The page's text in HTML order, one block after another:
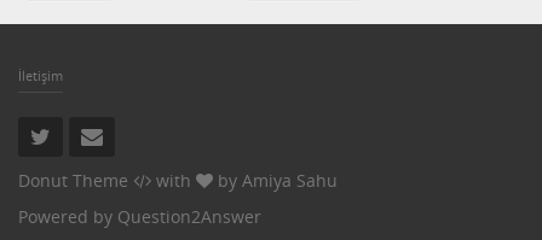
İletişim
Donut Theme with by Amiya Sahu
Powered by Question2Answer